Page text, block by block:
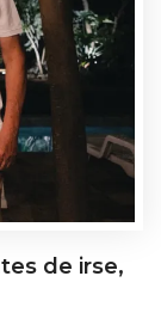
de irse,